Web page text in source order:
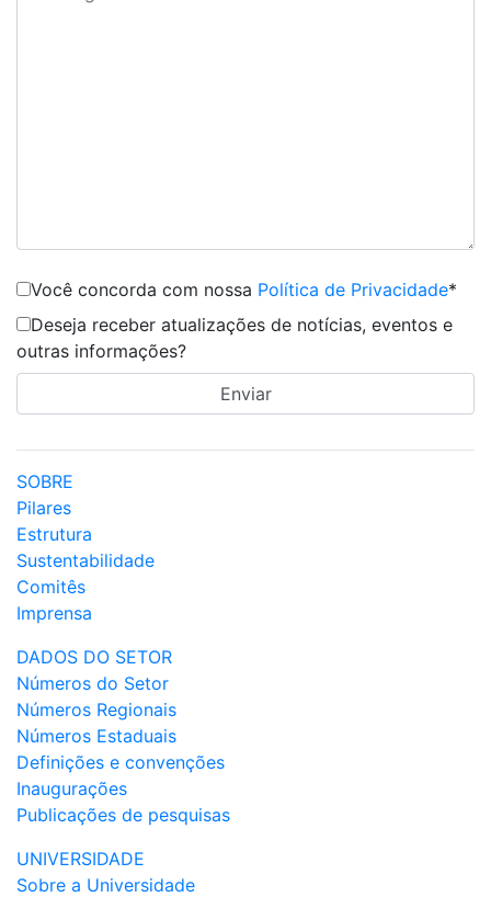
Você concorda com nossa Política de Privacidade*
Deseja receber atualizações de notícias, eventos e
outras informações?
SOBRE
Pilares
Estrutura
Sustentabilidade
Comitês
Imprensa
DADOS DO SETOR
Números do Setor
Números Regionais
Números Estaduais
Definições e convenções
Inaugurações
Publicações de pesquisas
UNIVERSIDADE
Sobre a Universidade